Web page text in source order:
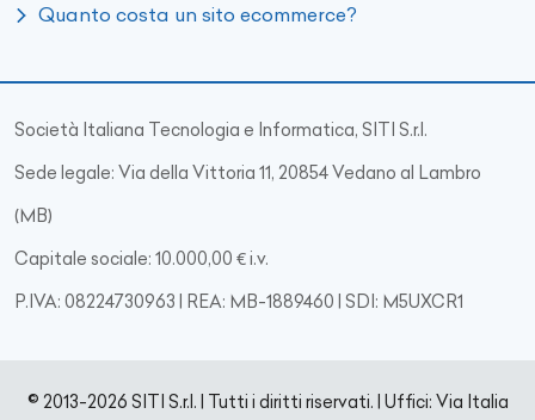
Quanto costa un sito ecommerce?
Società Italiana Tecnologia e Informatica, SITI S.r.l.
Sede legale: Via della Vittoria 11, 20854 Vedano al Lambro
(MB)
Capitale sociale: 10.000,00 € i.v.
P.IVA: 08224730963 | REA: MB-1889460 | SDI: M5UXCR1
© 2013-2026 SITI S.r.l. | Tutti i diritti riservati. | Uffici: Via Italia